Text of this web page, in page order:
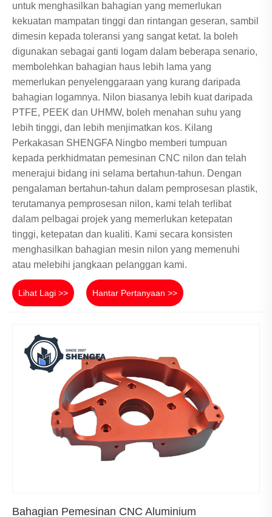
untuk menghasilkan bahagian yang memerlukan
kekuatan mampatan tinggi dan rintangan geseran, sambil
dimesin kepada toleransi yang sangat ketat. Ia boleh
digunakan sebagai ganti logam dalam beberapa senario,
membolehkan bahagian haus lebih lama yang
memerlukan penyelenggaraan yang kurang daripada
bahagian logamnya. Nilon biasanya lebih kuat daripada
PTFE, PEEK dan UHMW, boleh menahan suhu yang
lebih tinggi, dan lebih menjimatkan kos. Kilang
Perkakasan SHENGFA Ningbo memberi tumpuan
kepada perkhidmatan pemesinan CNC nilon dan telah
menerajui bidang ini selama bertahun-tahun. Dengan
pengalaman bertahun-tahun dalam pemprosesan plastik,
terutamanya pemprosesan nilon, kami telah terlibat
dalam pelbagai projek yang memerlukan ketepatan
tinggi, ketepatan dan kualiti. Kami secara konsisten
menghasilkan bahagian mesin nilon yang memenuhi
atau melebihi jangkaan pelanggan kami.
Lihat Lagi >> Hantar Pertanyaan >>
Bahagian Pemesinan CNC Aluminium